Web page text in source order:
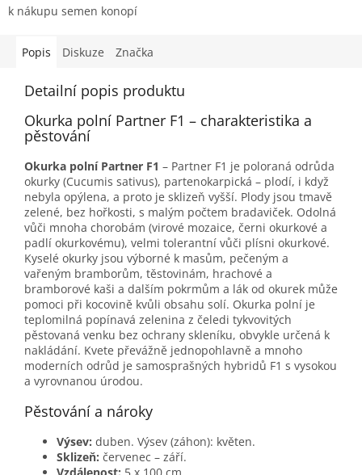
k nákupu semen konopí
Popis Diskuze Značka
Detailní popis produktu
Okurka polní Partner F1 – charakteristika a
pěstování
Okurka polní Partner F1 – Partner F1 je poloraná odrůda
okurky (Cucumis sativus), partenokarpická – plodí, i když
nebyla opýlena, a proto je sklizeň vyšší. Plody jsou tmavě
zelené, bez hořkosti, s malým počtem bradaviček. Odolná
vůči mnoha chorobám (virové mozaice, černi okurkové a
padlí okurkovému), velmi tolerantní vůči plísni okurkové.
Kyselé okurky jsou výborné k masům, pečeným a
vařeným bramborům, těstovinám, hrachové a
bramborové kaši a dalším pokrmům a lák od okurek může
pomoci při kocovině kvůli obsahu solí. Okurka polní je
teplomilná popínavá zelenina z čeledi tykvovitých
pěstovaná venku bez ochrany skleníku, obvykle určená k
nakládání. Kvete převážně jednopohlavně a mnoho
moderních odrůd je samosprašných hybridů F1 s vysokou
a vyrovnanou úrodou.
Pěstování a nároky
Výsev: duben. Výsev (záhon): květen.
Sklizeň: červenec – září.